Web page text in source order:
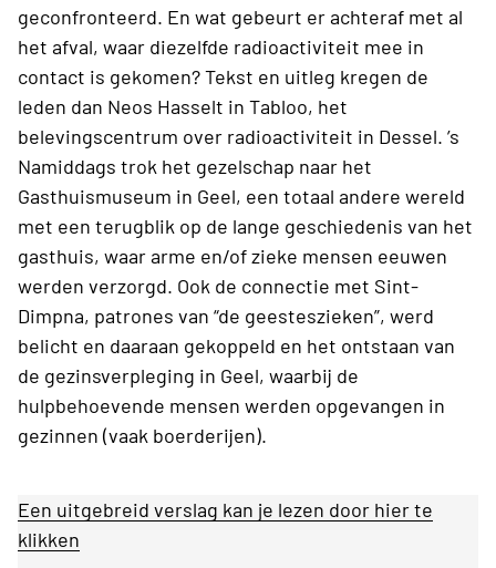
geconfronteerd. En wat gebeurt er achteraf met al
het afval, waar diezelfde radioactiviteit mee in
contact is gekomen? Tekst en uitleg kregen de
leden dan Neos Hasselt in Tabloo, het
belevingscentrum over radioactiviteit in Dessel. ’s
Namiddags trok het gezelschap naar het
Gasthuismuseum in Geel, een totaal andere wereld
met een terugblik op de lange geschiedenis van het
gasthuis, waar arme en/of zieke mensen eeuwen
werden verzorgd. Ook de connectie met Sint-
Dimpna, patrones van “de geesteszieken”, werd
belicht en daaraan gekoppeld en het ontstaan van
de gezinsverpleging in Geel, waarbij de
hulpbehoevende mensen werden opgevangen in
gezinnen (vaak boerderijen).
Een uitgebreid verslag kan je lezen door hier te
klikken